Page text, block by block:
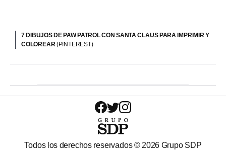
7 DIBUJOS DE PAW PATROL CON SANTA CLAUS PARA IMPRIMIR Y
COLOREAR (PINTEREST)
Todos los derechos reservados ©2026 Grupo SDP